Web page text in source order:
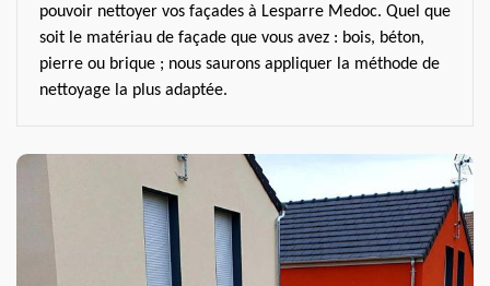
pouvoir nettoyer vos façades à Lesparre Medoc. Quel que
soit le matériau de façade que vous avez : bois, béton,
pierre ou brique ; nous saurons appliquer la méthode de
nettoyage la plus adaptée.